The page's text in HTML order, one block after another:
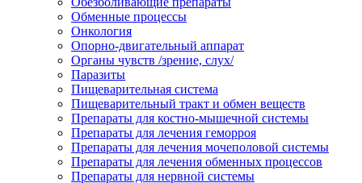
Обменные процессы
Онкология
Опорно-двигательный аппарат
Органы чувств /зрение, слух/
Паразиты
Пищеварительная система
Пищеварительный тракт и обмен веществ
Препараты для костно-мышечной системы
Препараты для лечения геморроя
Препараты для лечения мочеполовой системы
Препараты для лечения обменных процессов
Препараты для нервной системы